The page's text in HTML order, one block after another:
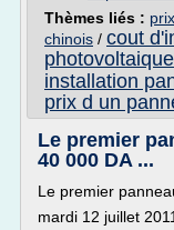
Thèmes liés :
chinois / cout
photovoltaique
installation
prix d un
Le premier
40 000 DA ...
Le premier
mardi 12 juillet